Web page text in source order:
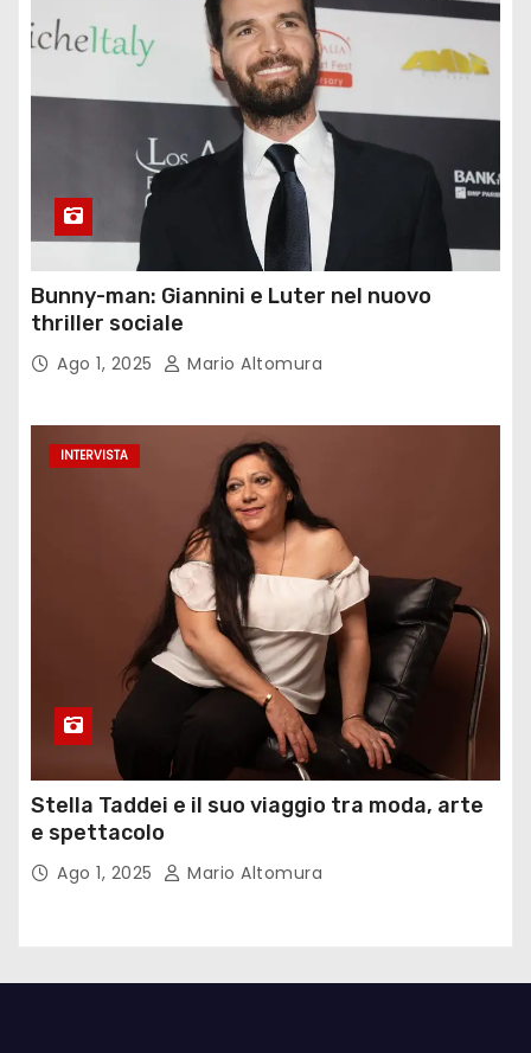
Bunny-man: Giannini e Luter nel nuovo
thriller sociale
Ago 1, 2025 Mario Altomura
INTERVISTA
Stella Taddei e il suo viaggio tra moda, arte
e spettacolo
Ago 1, 2025 Mario Altomura